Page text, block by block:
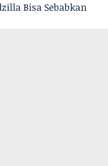
Bisa Sebabkan